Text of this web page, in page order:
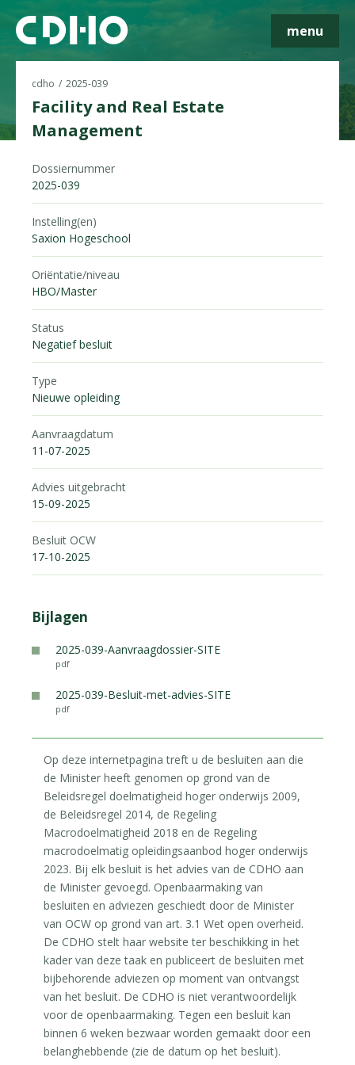
menu
cdho 2025-039
Facility and Real Estate
Management
Dossiernummer
2025-039
Instelling(en)
Saxion Hogeschool
Oriëntatie/niveau
HBO/Master
Status
Negatief besluit
Type
Nieuwe opleiding
Aanvraagdatum
11-07-2025
Advies uitgebracht
15-09-2025
Besluit OCW
17-10-2025
Bijlagen
2025-039-Aanvraagdossier-SITE
pdf
2025-039-Besluit-met-advies-SITE
pdf
Op deze internetpagina treft u de besluiten aan die
de Minister heeft genomen op grond van de
Beleidsregel doelmatigheid hoger onderwijs 2009,
de Beleidsregel 2014, de Regeling
Macrodoelmatigheid 2018 en de Regeling
macrodoelmatig opleidingsaanbod hoger onderwijs
2023. Bij elk besluit is het advies van de CDHO aan
de Minister gevoegd. Openbaarmaking van
besluiten en adviezen geschiedt door de Minister
van OCW op grond van art. 3.1 Wet open overheid.
De CDHO stelt haar website ter beschikking in het
kader van deze taak en publiceert de besluiten met
bijbehorende adviezen op moment van ontvangst
van het besluit. De CDHO is niet verantwoordelijk
voor de openbaarmaking. Tegen een besluit kan
binnen 6 weken bezwaar worden gemaakt door een
belanghebbende (zie de datum op het besluit).